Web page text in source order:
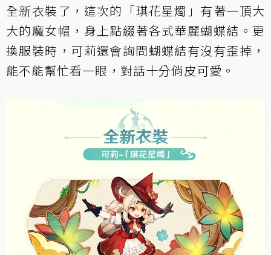
全新衣裝了，這次的「琪花星燭」有著一頂大
大的魔女帽，身上點綴著各式華麗蝴蝶結。更
換服裝時，可莉還會詢問蝴蝶結有沒有歪掉，
能不能幫忙看一眼，對話十分俏皮可愛。